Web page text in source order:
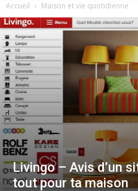
Accueil Maison et vie quotidienne
Livingo – Avis d’un
tout pour ta maison